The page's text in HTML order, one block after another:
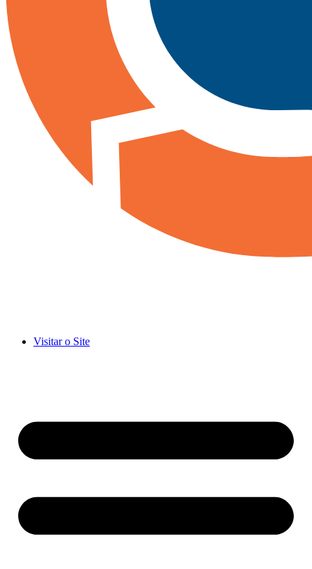
Visitar o Site